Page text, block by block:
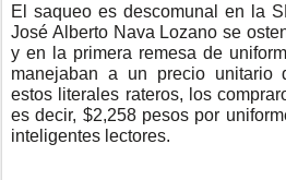
El saqueo es descomunal en la
José Alberto Nava Lozano se
y en la primera remesa de
manejaban a un precio unitario
estos literales rateros, los
es decir, $2,258 pesos por
inteligentes lectores.